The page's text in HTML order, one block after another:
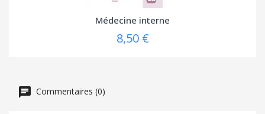
Médecine interne
8,50 €
Commentaires (0)